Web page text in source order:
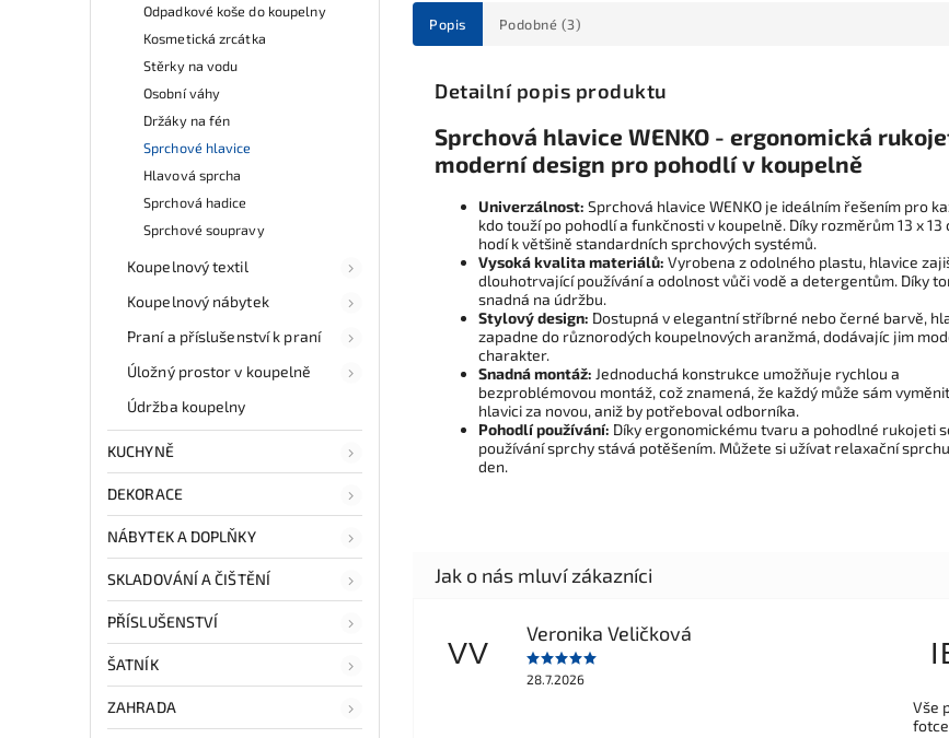
Odpadkové koše do koupelny
Kosmetická zrcátka
Stěrky na vodu
Osobní váhy
Držáky na fén
Sprchové hlavice
Hlavová sprcha
Sprchová hadice
Sprchové soupravy
Koupelnový textil
Koupelnový nábytek
Praní a příslušenství k praní
Úložný prostor v koupelně
Údržba koupelny
KUCHYNĚ
DEKORACE
NÁBYTEK A DOPLŇKY
SKLADOVÁNÍ A ČIŠTĚNÍ
PŘÍSLUŠENSTVÍ
ŠATNÍK
ZAHRADA
Popis Podobné (3)
Detailní popis produktu
Sprchová hlavice WENKO - ergonomická
moderní design pro pohodlí v koupelně
Univerzálnost: Sprchová hlavice WENKO je ideálním řešením pro
kdo touží po pohodlí a funkčnosti v koupelně. Díky rozměrům 13 x 13
hodí k většině standardních sprchových systémů.
Vysoká kvalita materiálů: Vyrobena z odolného plastu, hlavice
dlouhotrvající používání a odolnost vůči vodě a detergentům. Díky
snadná na údržbu.
Stylový design: Dostupná v elegantní stříbrné nebo černé barvě,
zapadne do různorodých koupelnových aranžmá, dodávajíc jim
charakter.
Snadná montáž: Jednoduchá konstrukce umožňuje rychlou a
bezproblémovou montáž, což znamená, že každý může sám
hlavici za novou, aniž by potřeboval odborníka.
Pohodlí používání: Díky ergonomickému tvaru a pohodlné rukojeti
používání sprchy stává potěšením. Můžete si užívat relaxační
den.
VV
Veronika Veličková
28.7.2026
Vše